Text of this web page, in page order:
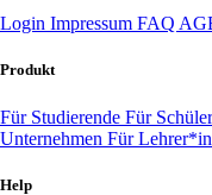
Login Impressum FAQ
Produkt
Für Studierende Für
Unternehmen Für
Help